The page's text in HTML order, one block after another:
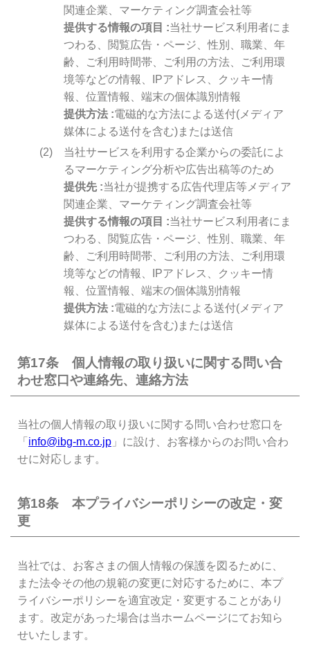
関連企業、マーケティング調査会社等
提供する情報の項目
当社サービス利用者にま
つわる、閲覧広告・ページ、性別、職業、年
齢、ご利用時間帯、ご利用の方法、ご利用環
境等などの情報、IPアドレス、クッキー情
報、位置情報、端末の個体識別情報
提供方法 電磁的な方法による送付(メディア
媒体による送付を含む)または送信
当社サービスを利用する企業からの委託によ
るマーケティング分析や広告出稿等のため
提供先 当社が提携する広告代理店等メディア
関連企業、マーケティング調査会社等
提供する情報の項目
当社サービス利用者にま
つわる、閲覧広告・ページ、性別、職業、年
齢、ご利用時間帯、ご利用の方法、ご利用環
境等などの情報、IPアドレス、クッキー情
報、位置情報、端末の個体識別情報
提供方法 電磁的な方法による送付(メディア
媒体による送付を含む)または送信
第17条 個人情報の取り扱いに関する問い合
わせ窓口や連絡先、連絡方法
当社の個人情報の取り扱いに関する問い合わせ窓口を
「 info@ibg-m.co.jp 」に設け、お客様からのお問い合わ
せに対応します。
第18条 本プライバシーポリシーの改定・変
更
当社では、お客さまの個人情報の保護を図るために、
また法令その他の規範の変更に対応するために、本プ
ライバシーポリシーを適宜改定・変更することがあり
ます。改定があった場合は当ホームページにてお知ら
せいたします。